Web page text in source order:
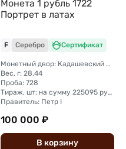
Монета 1 рубль 1722
Портрет в латах
F Серебро Сертификат
Монетный двор: Кадашевский монетный двор (Москва)
Вес, г: 28,44
Проба: 728
Тираж, шт: на сумму 225095 рубля ( рубль + полтина)
Правитель: Петр I
100 000 ₽
В корзину